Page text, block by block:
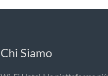
Chi Siamo